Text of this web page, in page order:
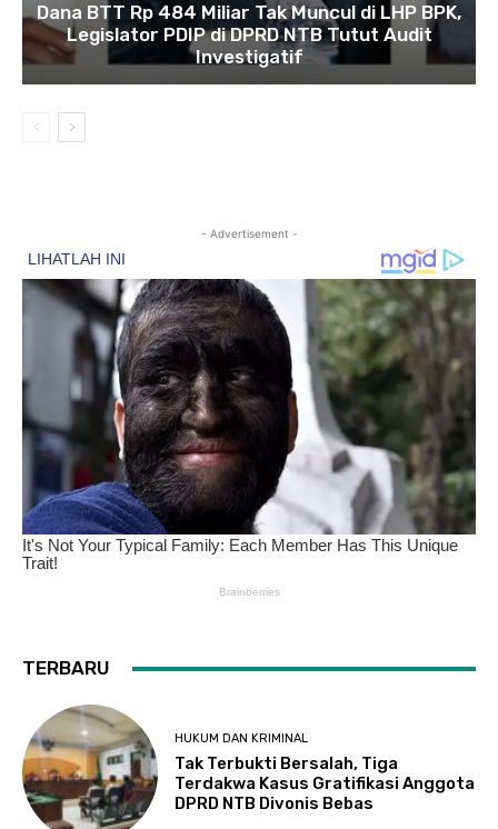
Dana BTT Rp 484 Miliar Tak Muncul di LHP BPK,
Legislator PDIP di DPRD NTB Tutut Audit
Investigatif
- Advertisement -
TERBARU
HUKUM DAN KRIMINAL
Tak Terbukti Bersalah, Tiga
Terdakwa Kasus Gratifikasi Anggota
DPRD NTB Divonis Bebas